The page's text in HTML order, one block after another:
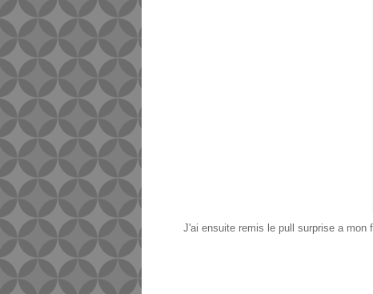
J'ai ensuite remis le pull surprise a mon